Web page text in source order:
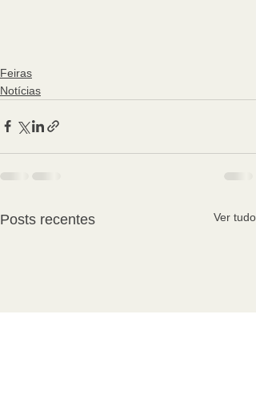
Feiras
Notícias
Posts recentes Ver tudo